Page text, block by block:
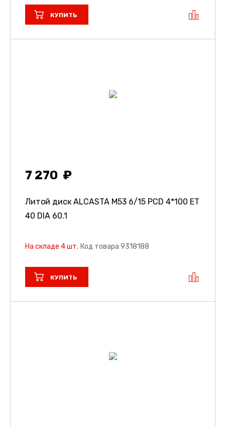
КУПИТЬ
7 270
Литой диск ALCASTA M53 6/15 PCD 4*100 ET
40 DIA 60.1
На складе 4 шт. Код товара 9318188
КУПИТЬ